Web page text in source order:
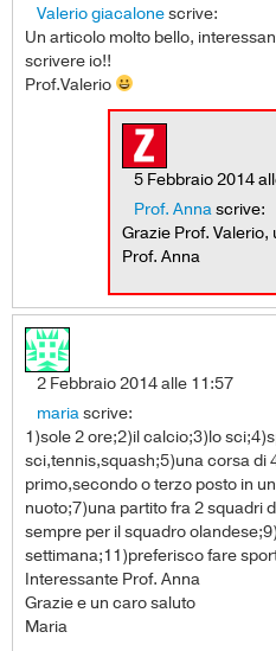
Valerio giacalonescrive:
Un articolo molto bello,
scrivere io!!
Prof.Valerio
5 Febbraio 2014
Prof. Annascrive:
Grazie Prof. Valerio,
Prof. Anna
2 Febbraio 2014 alle 11:57
mariascrive:
1)sole 2 ore;2)il calcio;3)lo
sci,tennis,squash;5)una corsa di
primo,secondo o terzo posto in
nuoto;7)una partito fra 2 squadri
sempre per il squadro
settimana;11)preferisco fare
Interessante Prof. Anna
Grazie e un caro saluto
Maria